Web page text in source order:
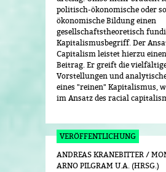
politisch-ökonomische oder
ökonomische Bildung einen
gesellschaftstheoretisch
Kapitalismusbegriff. Der
Capitalism leistet hierzu
Beitrag. Er greift die
Vorstellungen und
eines "reinen" Kapitalismus,
im Ansatz des racial
ANDREAS KRANEBITTER /
ARNO PILGRAM U.A. (HRSG.)